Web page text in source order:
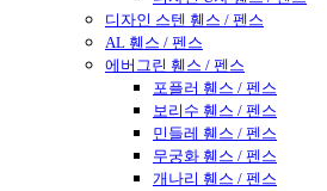
디자인 스텐 휀스 / 펜스
AL 휀스 / 펜스
에버그린 휀스 / 펜스
포플러 휀스 / 펜스
보리수 휀스 / 펜스
민들레 휀스 / 펜스
무궁화 휀스 / 펜스
개나리 휀스 / 펜스